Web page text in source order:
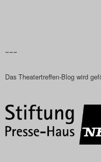
–––
Das Theatertreffen-Blog wird